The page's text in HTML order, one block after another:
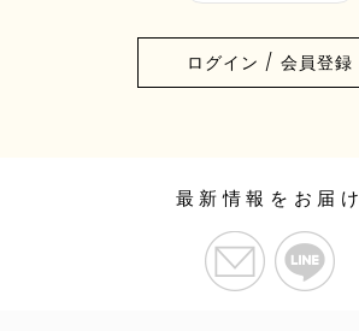
ログイン / 会員登録
最新情報をお届け